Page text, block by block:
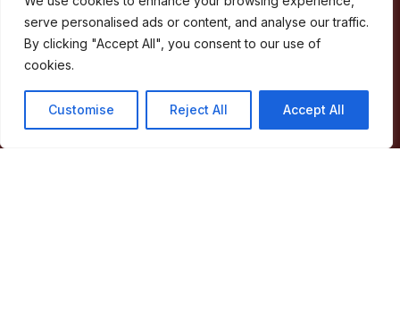
serve personalised ads or content, and analyse our traffic.
By clicking "Accept All", you consent to our use of
cookies.
Customise Reject All Accept All
Facebook
RSS YouTubeInstagram
Áreas
Concelho